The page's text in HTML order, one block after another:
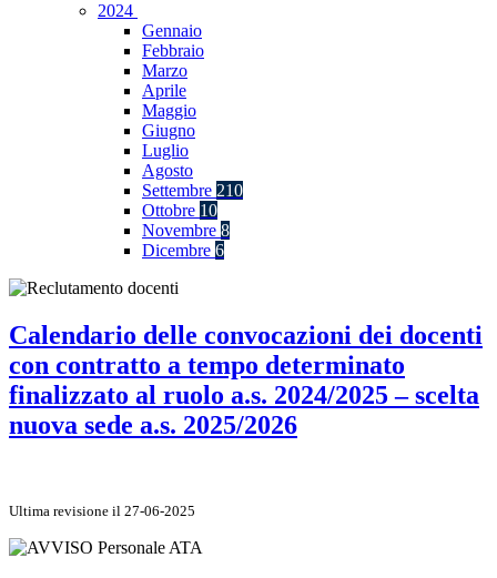
2024
Gennaio
Febbraio
Marzo
Aprile
Maggio
Giugno
Luglio
Agosto
Settembre 210
Ottobre 10
Novembre 8
Dicembre 6
Calendario delle convocazioni dei docenti
con contratto a tempo determinato
finalizzato al ruolo a.s. 2024/2025 – scelta
nuova sede a.s. 2025/2026
Ultima revisione il 27-06-2025